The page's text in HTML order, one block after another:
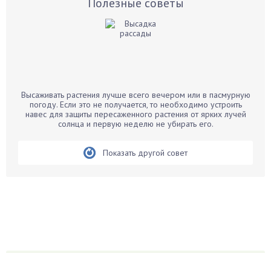
Бархатцы
Бегония
Высаживать растения лучше всего вечером или в пасмурную
погоду. Если это не получается, то необходимо устроить
навес для защиты пересаженного растения от ярких лучей
солнца и первую неделю не убирать его.
Показать другой совет